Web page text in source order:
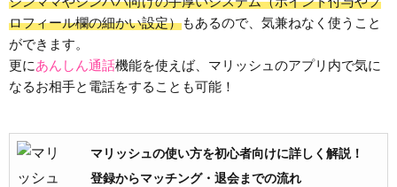
ロフィール欄の細かい設定）もあるので、気兼ねなく使うこと
ができます。
更にあんしん通話機能を使えば、マリッシュのアプリ内で気に
なるお相手と電話をすることも可能！
マリッシュの使い方を初心者向けに詳しく解説！
登録からマッチング・退会までの流れ